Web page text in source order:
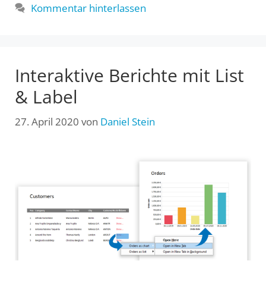
Kommentar hinterlassen
Interaktive Berichte mit List
& Label
27. April 2020 von Daniel Stein